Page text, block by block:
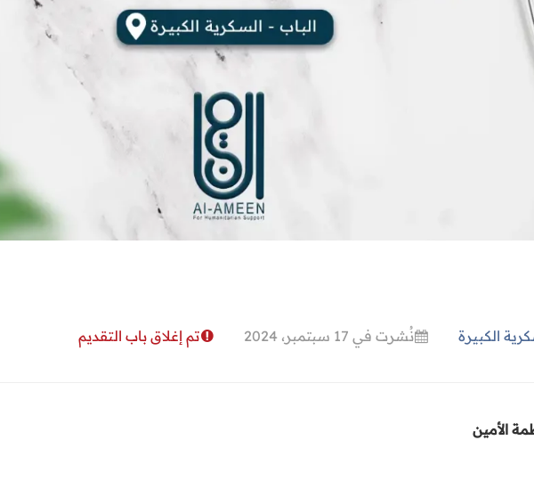
الكبيرة نُشرت في 17 سبتمبر، 2024 تم إغلاق باب التقديم
الأمين